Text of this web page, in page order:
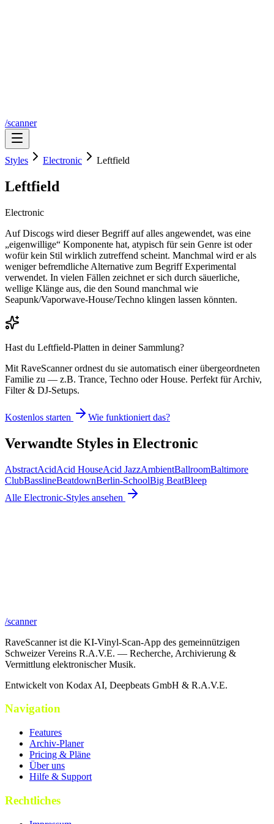
/scanner
Styles Electronic Leftfield
Leftfield
Electronic
Auf Discogs wird dieser Begriff auf alles angewendet, was eine
„eigenwillige“ Komponente hat, atypisch für sein Genre ist oder
wofür kein Stil wirklich zutreffend scheint. Manchmal wird er als
weniger befremdliche Alternative zum Begriff Experimental
verwendet. In vielen Fällen zeichnet er sich durch säuerliche,
wellige Klänge aus, die den Sound manchmal wie
Seapunk/Vaporwave-House/Techno klingen lassen könnten.
Hast du Leftfield-Platten in deiner Sammlung?
Mit RaveScanner ordnest du sie automatisch einer übergeordneten
Familie zu — z.B. Trance, Techno oder House. Perfekt für Archiv,
Filter & DJ-Setups.
Kostenlos starten Wie funktioniert das?
Verwandte Styles in Electronic
AbstractAcidAcid HouseAcid JazzAmbientBallroomBaltimore
ClubBasslineBeatdownBerlin-SchoolBig BeatBleep
Alle Electronic-Styles ansehen
/scanner
RaveScanner ist die KI-Vinyl-Scan-App des gemeinnützigen
Schweizer Vereins R.A.V.E. — Recherche, Archivierung &
Vermittlung elektronischer Musik.
Entwickelt von Kodax AI, Deepbeats GmbH & R.A.V.E.
Navigation
Features
Archiv-Planer
Pricing & Pläne
Über uns
Hilfe & Support
Rechtliches